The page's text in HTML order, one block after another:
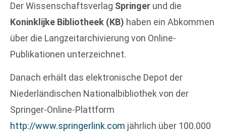
Der Wissenschaftsverlag Springer und die
Koninklijke Bibliotheek (KB) haben ein Abkommen
über die Langzeitarchivierung von Online-
Publikationen unterzeichnet.
Danach erhält das elektronische Depot der
Niederländischen Nationalbibliothek von der
Springer-Online-Plattform
http://www.springerlink.com jährlich über 100.000